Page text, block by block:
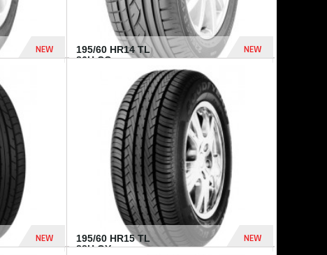
NEW
195/60 HR14 TL
86H CO...
NEW
790 Dhs
NEW
195/60 HR15 TL
88H GY...
NEW